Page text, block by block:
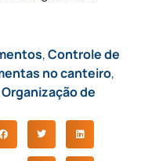
,Controle de
no canteiro,
Organização de